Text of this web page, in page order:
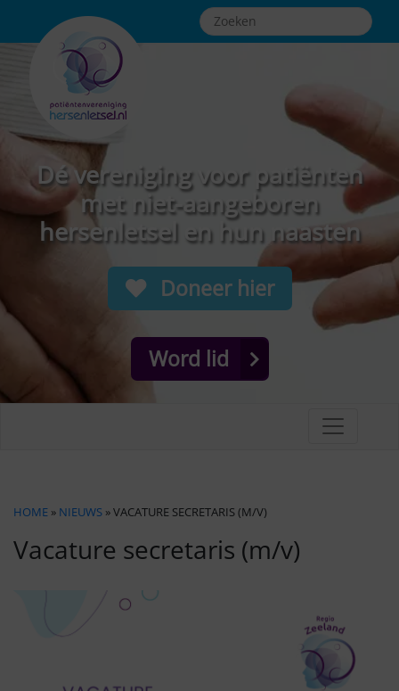
Dé vereniging voor patiënten
met niet-aangeboren
hersenletsel en hun naasten
Doneer hier
Word lid
HOME » NIEUWS » VACATURE SECRETARIS (M/V)
Vacature secretaris (m/v)